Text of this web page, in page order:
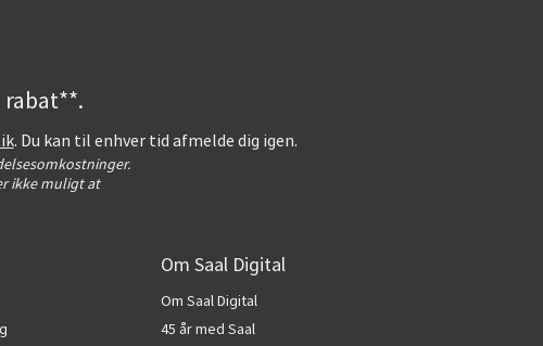
rabat**.
. Du kan til enhver tid afmelde dig igen.
ikke muligt at
Om Saal Digital
Om Saal Digital
45 år med Saal